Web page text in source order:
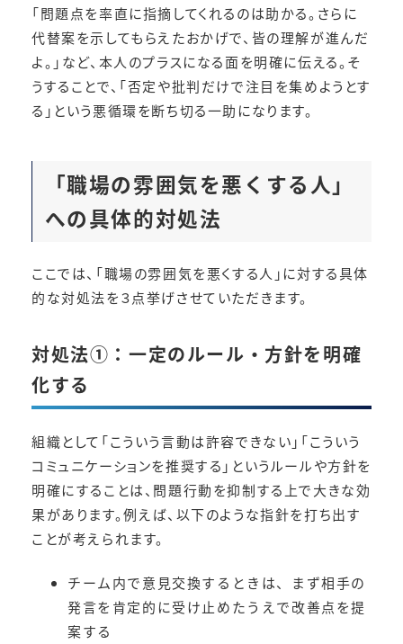
「問題点を率直に指摘してくれるのは助かる。さらに
代替案を示してもらえたおかげで、皆の理解が進んだ
よ。」など、本人のプラスになる面を明確に伝える。そ
うすることで、「否定や批判だけで注目を集めようとす
る」という悪循環を断ち切る一助になります。
「職場の雰囲気を悪くする人」
への具体的対処法
ここでは、「職場の雰囲気を悪くする人」に対する具体
的な対処法を３点挙げさせていただきます。
対処法①：一定のルール・方針を明確
化する
組織として「こういう言動は許容できない」「こういう
コミュニケーションを推奨する」というルールや方針を
明確にすることは、問題行動を抑制する上で大きな効
果があります。例えば、以下のような指針を打ち出す
ことが考えられます。
チーム内で意見交換するときは、まず相手の
発言を肯定的に受け止めたうえで改善点を提
案する